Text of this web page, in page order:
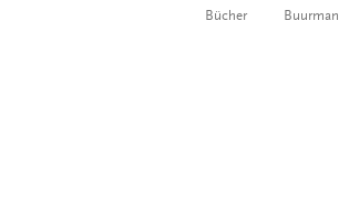
Bücher Buurman